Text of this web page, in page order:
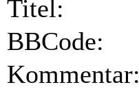
Titel:
BBCode:
Kommentar: